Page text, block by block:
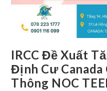
IRCC Đề Xuất
Định Cư Canada
Thông NOC